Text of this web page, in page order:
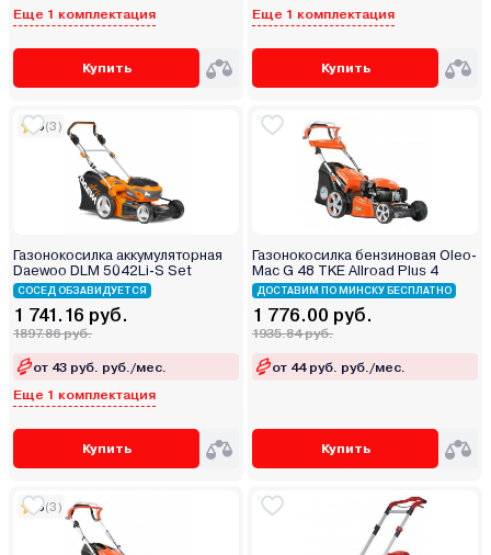
Еще 1 комплектация
Купить
Еще 1 комплектация
Купить
5(3)
Газонокосилка аккумуляторная
Daewoo DLM 5042Li-S Set
СОСЕД ОБЗАВИДУЕТСЯ
1 741.16 руб.
1897.86 руб.
от 43 руб. руб./мес.
Еще 1 комплектация
Купить
Газонокосилка бензиновая Oleo-
Mac G 48 TKE Allroad Plus 4
ДОСТАВИМ ПО МИНСКУ БЕСПЛАТНО
1 776.00 руб.
1935.84 руб.
от 44 руб. руб./мес.
Купить
5(3)